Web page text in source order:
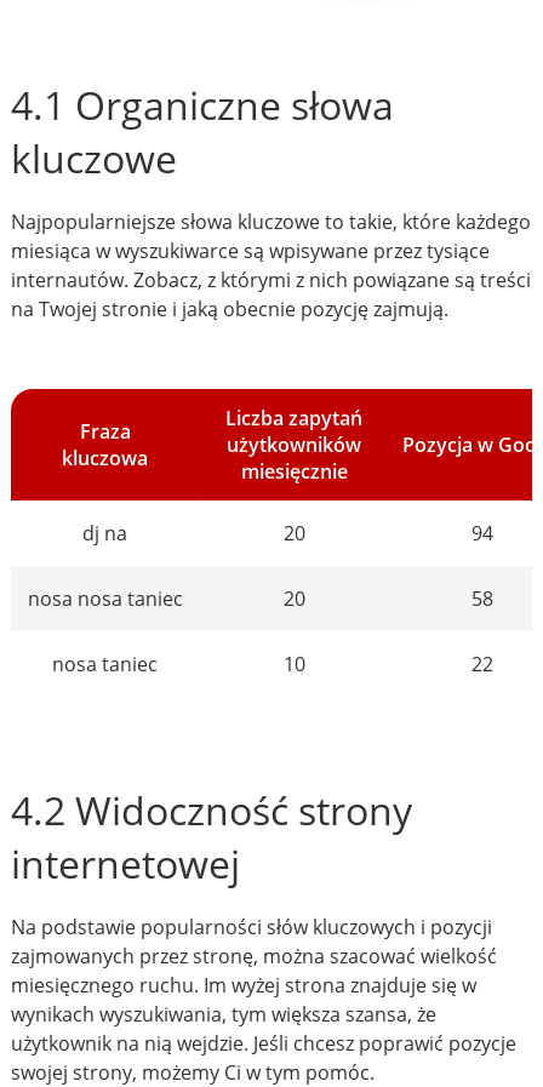
4.1 Organiczne słowa
kluczowe
Najpopularniejsze słowa kluczowe to takie, które każdego
miesiąca w wyszukiwarce są wpisywane przez tysiące
internautów. Zobacz, z którymi z nich powiązane są treści
na Twojej stronie i jaką obecnie pozycję zajmują.
Fraza
kluczowa
Liczba zapytań
użytkowników
miesięcznie
Pozycja w
dj na 20 94
nosa nosa taniec 20 58
nosa taniec 10 22
4.2 Widoczność strony
internetowej
Na podstawie popularności słów kluczowych i pozycji
zajmowanych przez stronę, można szacować wielkość
miesięcznego ruchu. Im wyżej strona znajduje się w
wynikach wyszukiwania, tym większa szansa, że
użytkownik na nią wejdzie. Jeśli chcesz poprawić pozycje
swojej strony, możemy Ci w tym pomóc.